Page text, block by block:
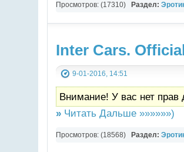
Просмотров: (17310) Раздел:
Inter Cars.
9-01-2016, 14:51
Внимание! У вас нет прав
» Читать Дальше »»»»»»)
Просмотров: (18568) Раздел: